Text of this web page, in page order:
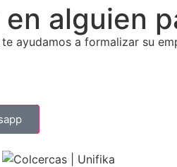
alguien
te ayudamos a formalizar su